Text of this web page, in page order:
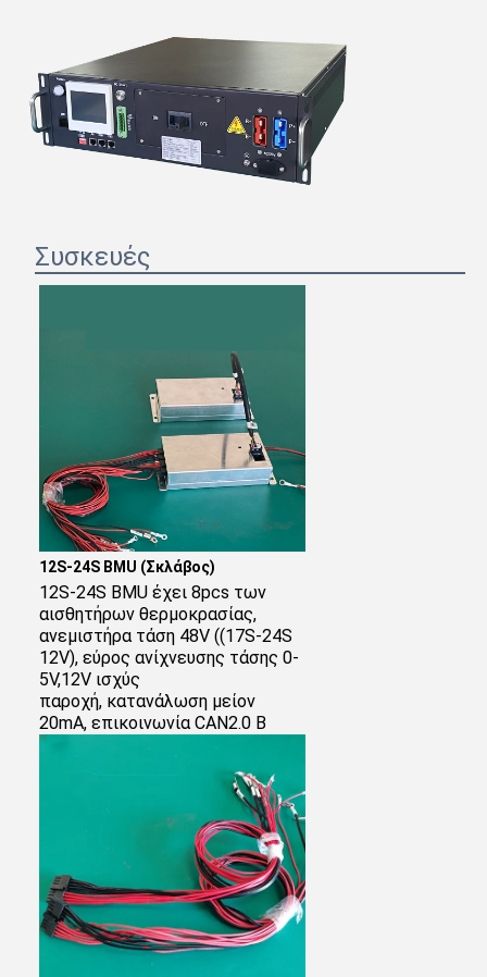
Συσκευές
12S-24S BMU (Σκλάβος)
12S-24S BMU έχει 8pcs των
αισθητήρων θερμοκρασίας,
ανεμιστήρα τάση 48V ((17S-24S
12V), εύρος ανίχνευσης τάσης 0-
5V,12V ισχύς
παροχή, κατανάλωση μείον
20mA, επικοινωνία CAN2.0 B